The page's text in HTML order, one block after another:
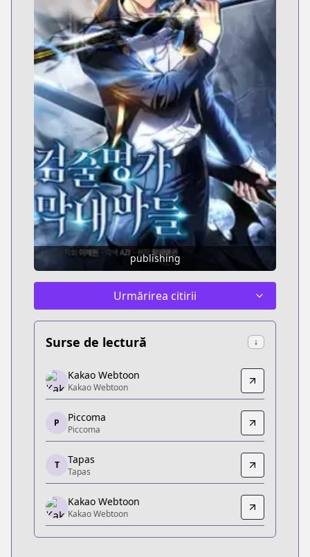
publishing
Urmărirea citirii
Surse de lectură ↓
Kakao Webtoon
Kakao Webtoon
https://tw.kakaowebtoon.com/content/劍術名家的
Piccoma
Piccoma
https://piccoma.com/web/product/112347
Tapas
Tapas
https://tapas.io/series/the-swordmasters-son/info
Kakao Webtoon
Kakao Webtoon
Kakao Webtoon
Kakao Webtoon
P Piccoma
Piccoma
T Tapas
Tapas
Kakao Webtoon
Kakao Webtoon